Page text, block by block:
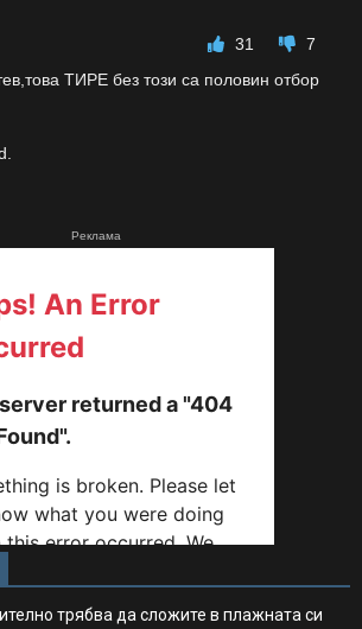
31
7
ТИРЕ без този са половин отбор
Реклама
трябва да сложите в плажната си